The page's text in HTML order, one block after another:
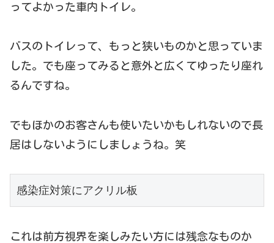
ってよかった車内トイレ。
バスのトイレって、もっと狭いものかと思っていま
した。でも座ってみると意外と広くてゆったり座れ
るんですね。
でもほかのお客さんも使いたいかもしれないので長
居はしないようにしましょうね。笑
感染症対策にアクリル板
これは前方視界を楽しみたい方には残念なものか